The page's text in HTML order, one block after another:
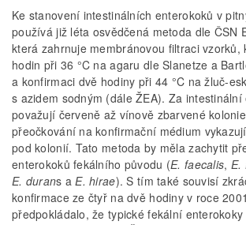
Ke stanovení intestinálních enterokoků v
používá již léta osvědčená metoda dle ČSN
která zahrnuje membránovou filtraci vzorků,
hodin při 36 °C na agaru dle Slanetze a
a konfirmaci dvě hodiny při 44 °C na žluč-
s azidem sodným (dále ŽEA). Za
považují červeně až vínově zbarvené
přeočkování na konfirmační médium
pod kolonií. Tato metoda by měla zachytit
enterokoků fekálního původu (E. faecalis, E.
E. durans aE. hirae). S tím také souvisí
konfirmace ze čtyř na dvě hodiny v roce
předpokládalo, že typické fekální